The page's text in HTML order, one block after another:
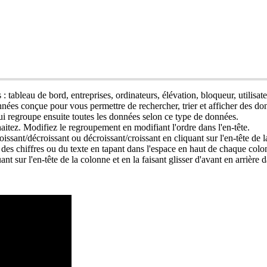
: tableau de bord, entreprises, ordinateurs, élévation, bloqueur,
ées conçue pour vous permettre de rechercher, trier et afficher des
regroupe ensuite toutes les données selon ce type de données.
. Modifiez le regroupement en modifiant l'ordre dans l'en-tête.
/décroissant ou décroissant/croissant en cliquant sur l'en-tête de
des chiffres ou du texte en tapant dans l'espace en haut de chaque
sur l'en-tête de la colonne et en la faisant glisser d'avant en arrière